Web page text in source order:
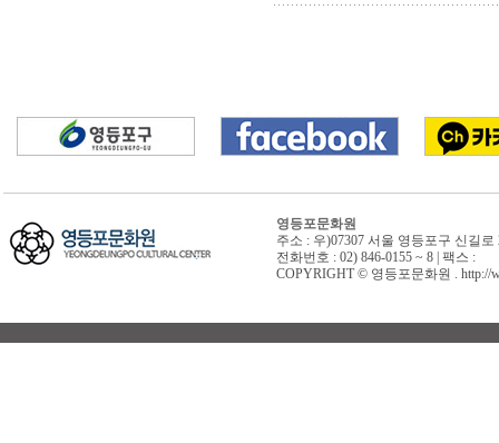
영등포문화원
주소 : 우)07307 서울 영등포구 신길
전화번호 : 02) 846-0155 ~ 8 | 팩스 :
COPYRIGHT © 영등포문화원 . http://